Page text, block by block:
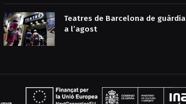
Teatres de Barcelona de guàrdia
a l’agost